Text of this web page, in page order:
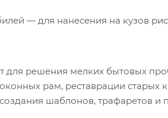
— для нанесения на кузов
для решения мелких бытовых
рам, реставрации старых
шаблонов, трафаретов и